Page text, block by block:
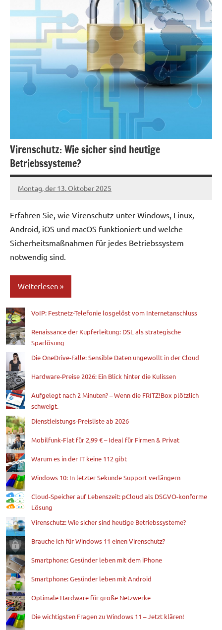
Virenschutz: Wie sicher sind heutige
Betriebssysteme?
Montag, der 13. Oktober 2025
Patrick
Erfahren Sie, wie Virenschutz unter Windows, Linux,
Android, iOS und macOS funktioniert und welche
Sicherheitsmaßnahmen für jedes Betriebssystem
notwendig sind.
Weiterlesen
Blog VoIP: Festnetz-Telefonie losgelöst vom Internetanschluss
Renaissance der Kupferleitung: DSL als strategische
Sparlösung
Die OneDrive-Falle: Sensible Daten ungewollt in der Cloud
Hardware-Preise 2026: Ein Blick hinter die Kulissen
Aufgelegt nach 2 Minuten? – Wenn die FRITZ!Box plötzlich
schweigt.
Dienstleistungs-Preisliste ab 2026
Mobilfunk-Flat für 2,99 € – Ideal für Firmen & Privat
Warum es in der IT keine 112 gibt
Windows 10: In letzter Sekunde Support verlängern
Cloud-Speicher auf Lebenszeit: pCloud als DSGVO-konforme
Lösung
Virenschutz: Wie sicher sind heutige Betriebssysteme?
Brauche ich für Windows 11 einen Virenschutz?
Smartphone: Gesünder leben mit dem iPhone
Smartphone: Gesünder leben mit Android
Optimale Hardware für große Netzwerke
Die wichtigsten Fragen zu Windows 11 – Jetzt klären!